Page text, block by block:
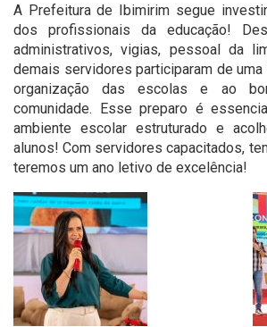
A Prefeitura de Ibimirim segue
dos profissionais da educação!
administrativos, vigias, pessoal da
demais servidores participaram de
organização das escolas e ao
comunidade. Esse preparo é
ambiente escolar estruturado e
alunos! Com servidores capacitados,
teremos um ano letivo de excelência!